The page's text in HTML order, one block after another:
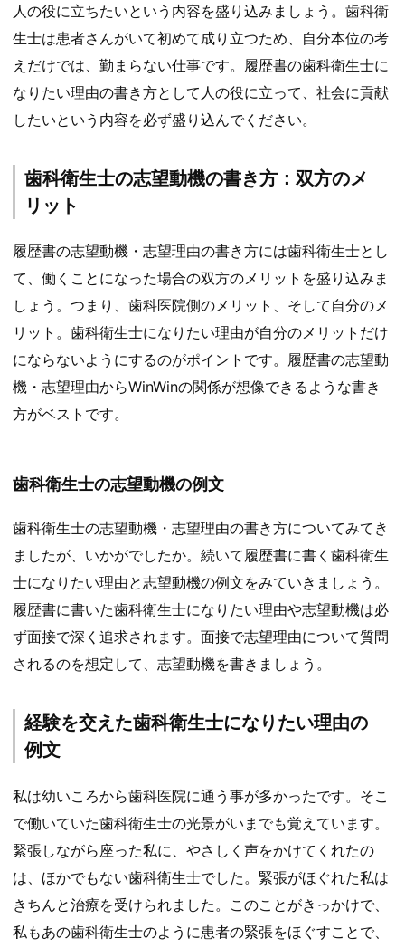
人の役に立ちたいという内容を盛り込みましょう。歯科衛
生士は患者さんがいて初めて成り立つため、自分本位の考
えだけでは、勤まらない仕事です。履歴書の歯科衛生士に
なりたい理由の書き方として人の役に立って、社会に貢献
したいという内容を必ず盛り込んでください。
歯科衛生士の志望動機の書き方：双方のメ
リット
履歴書の志望動機・志望理由の書き方には歯科衛生士とし
て、働くことになった場合の双方のメリットを盛り込みま
しょう。つまり、歯科医院側のメリット、そして自分のメ
リット。歯科衛生士になりたい理由が自分のメリットだけ
にならないようにするのがポイントです。履歴書の志望動
機・志望理由からWinWinの関係が想像できるような書き
方がベストです。
歯科衛生士の志望動機の例文
歯科衛生士の志望動機・志望理由の書き方についてみてき
ましたが、いかがでしたか。続いて履歴書に書く歯科衛生
士になりたい理由と志望動機の例文をみていきましょう。
履歴書に書いた歯科衛生士になりたい理由や志望動機は必
ず面接で深く追求されます。面接で志望理由について質問
されるのを想定して、志望動機を書きましょう。
経験を交えた歯科衛生士になりたい理由の
例文
私は幼いころから歯科医院に通う事が多かったです。そこ
で働いていた歯科衛生士の光景がいまでも覚えています。
緊張しながら座った私に、やさしく声をかけてくれたの
は、ほかでもない歯科衛生士でした。緊張がほぐれた私は
きちんと治療を受けられました。このことがきっかけで、
私もあの歯科衛生士のように患者の緊張をほぐすことで、